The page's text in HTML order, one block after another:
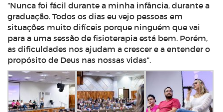
“Nunca foi fácil durante a minha infância, durante a
graduação. Todos os dias eu vejo pessoas em
situações muito difíceis porque ninguém que vai
para a uma sessão de fisioterapia está bem. Porém,
as dificuldades nos ajudam a crescer e a entender o
propósito de Deus nas nossas vidas”.